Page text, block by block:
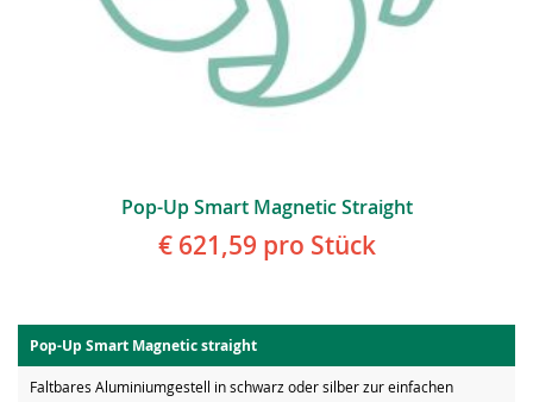
Pop-Up Smart Magnetic Straight
€ 621,59 pro Stück
Pop-Up Smart Magnetic straight
Faltbares Aluminiumgestell in schwarz oder silber zur einfachen